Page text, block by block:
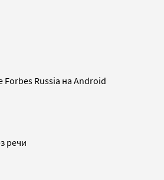
Russia на Android
речи